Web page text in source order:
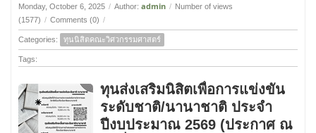
Monday, October 6, 2025 / Author: admin / Number of views
(1577) / Comments (0) /
Categories: ทุนนิสิตคณะวิศวกรรมศาสตร์
Tags:
ทุนส่งเสริมนิสิตเพื่อการแข่งขัน
ระดับชาติ/นานาชาติ ประจำ
ปีงบประมาณ 2569 (ประกาศ ณ